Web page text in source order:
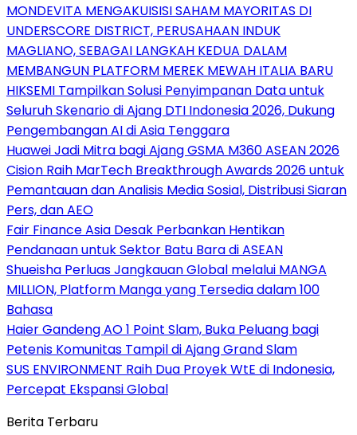
MONDEVITA MENGAKUISISI SAHAM MAYORITAS DI
UNDERSCORE DISTRICT, PERUSAHAAN INDUK
MAGLIANO, SEBAGAI LANGKAH KEDUA DALAM
MEMBANGUN PLATFORM MEREK MEWAH ITALIA BARU
HIKSEMI Tampilkan Solusi Penyimpanan Data untuk
Seluruh Skenario di Ajang DTI Indonesia 2026, Dukung
Pengembangan AI di Asia Tenggara
Huawei Jadi Mitra bagi Ajang GSMA M360 ASEAN 2026
Cision Raih MarTech Breakthrough Awards 2026 untuk
Pemantauan dan Analisis Media Sosial, Distribusi Siaran
Pers, dan AEO
Fair Finance Asia Desak Perbankan Hentikan
Pendanaan untuk Sektor Batu Bara di ASEAN
Shueisha Perluas Jangkauan Global melalui MANGA
MILLION, Platform Manga yang Tersedia dalam 100
Bahasa
Haier Gandeng AO 1 Point Slam, Buka Peluang bagi
Petenis Komunitas Tampil di Ajang Grand Slam
SUS ENVIRONMENT Raih Dua Proyek WtE di Indonesia,
Percepat Ekspansi Global
Berita Terbaru